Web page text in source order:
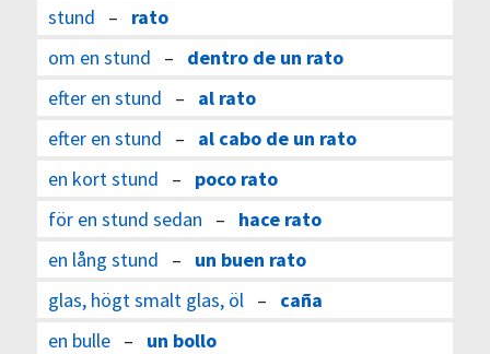
stund – rato
om en stund – dentro de un rato
efter en stund – al rato
efter en stund – al cabo de un rato
en kort stund – poco rato
för en stund sedan – hace rato
en lång stund – un buen rato
glas, högt smalt glas, öl – caña
en bulle– un bollo